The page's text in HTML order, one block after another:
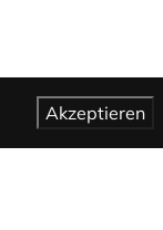
Akzeptieren